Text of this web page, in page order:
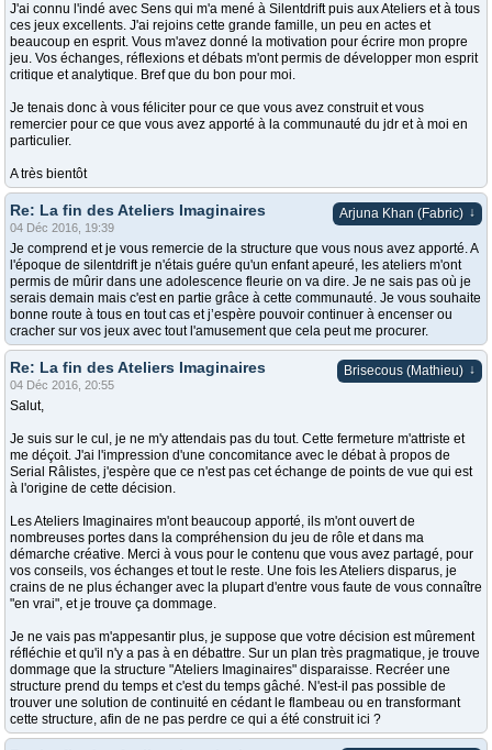
J'ai connu l'indé avec Sens qui m'a mené à Silentdrift puis aux Ateliers et à tous
ces jeux excellents. J'ai rejoins cette grande famille, un peu en actes et
beaucoup en esprit. Vous m'avez donné la motivation pour écrire mon propre
jeu. Vos échanges, réflexions et débats m'ont permis de développer mon esprit
critique et analytique. Bref que du bon pour moi.
Je tenais donc à vous féliciter pour ce que vous avez construit et vous
remercier pour ce que vous avez apporté à la communauté du jdr et à moi en
particulier.
A très bientôt
Arjuna Khan (Fabric) ↓
Re: La fin des Ateliers Imaginaires
04 Déc 2016, 19:39
Je comprend et je vous remercie de la structure que vous nous avez apporté. A
l'époque de silentdrift je n'étais guére qu'un enfant apeuré, les ateliers m'ont
permis de mûrir dans une adolescence fleurie on va dire. Je ne sais pas où je
serais demain mais c'est en partie grâce à cette communauté. Je vous souhaite
bonne route à tous en tout cas et j’espère pouvoir continuer à encenser ou
cracher sur vos jeux avec tout l'amusement que cela peut me procurer.
Brisecous (Mathieu) ↓
Re: La fin des Ateliers Imaginaires
04 Déc 2016, 20:55
Salut,
Je suis sur le cul, je ne m'y attendais pas du tout. Cette fermeture m'attriste et
me déçoit. J'ai l'impression d'une concomitance avec le débat à propos de
Serial Râlistes, j'espère que ce n'est pas cet échange de points de vue qui est
à l'origine de cette décision.
Les Ateliers Imaginaires m'ont beaucoup apporté, ils m'ont ouvert de
nombreuses portes dans la compréhension du jeu de rôle et dans ma
démarche créative. Merci à vous pour le contenu que vous avez partagé, pour
vos conseils, vos échanges et tout le reste. Une fois les Ateliers disparus, je
crains de ne plus échanger avec la plupart d'entre vous faute de vous connaître
"en vrai", et je trouve ça dommage.
Je ne vais pas m'appesantir plus, je suppose que votre décision est mûrement
réfléchie et qu'il n'y a pas à en débattre. Sur un plan très pragmatique, je trouve
dommage que la structure "Ateliers Imaginaires" disparaisse. Recréer une
structure prend du temps et c'est du temps gâché. N'est-il pas possible de
trouver une solution de continuité en cédant le flambeau ou en transformant
cette structure, afin de ne pas perdre ce qui a été construit ici ?